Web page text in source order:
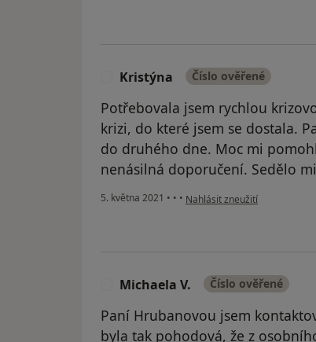
Kristýna Číslo ověřené
Potřebovala jsem rychlou
krizi, do které jsem se dostala.
do druhého dne. Moc mi
nenásilná doporučení. Sedělo
5. května 2021 • • • podle názoru uživatele Kristýna
Nahlásit zneužití
Michaela V. Číslo ověřené
Paní Hrubanovou jsem
byla tak pohodová, že z